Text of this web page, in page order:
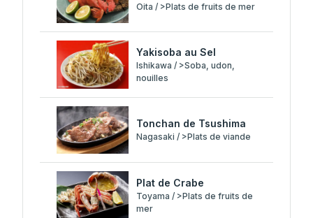
Oita / >Plats de fruits de mer
Yakisoba au Sel
Ishikawa / >Soba, udon,
nouilles
Tonchan de Tsushima
Nagasaki / >Plats de viande
Plat de Crabe
Toyama / >Plats de fruits de
mer